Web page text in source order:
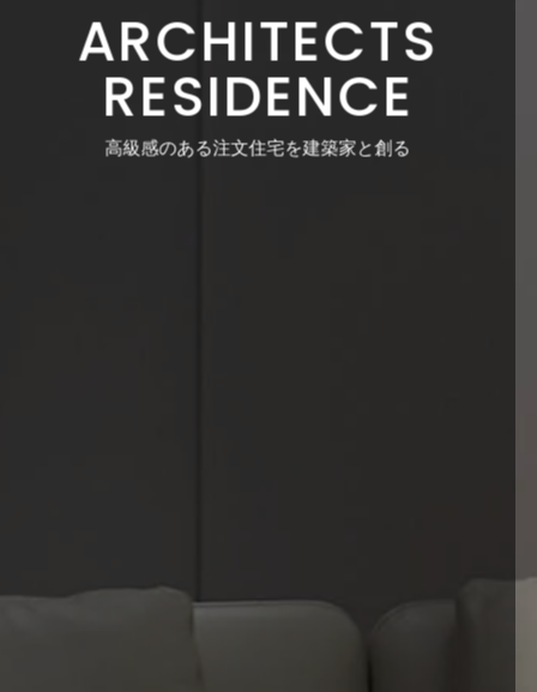
ARCHITECTS
RESIDENCE
高級感のある注文住宅を建築家と創る